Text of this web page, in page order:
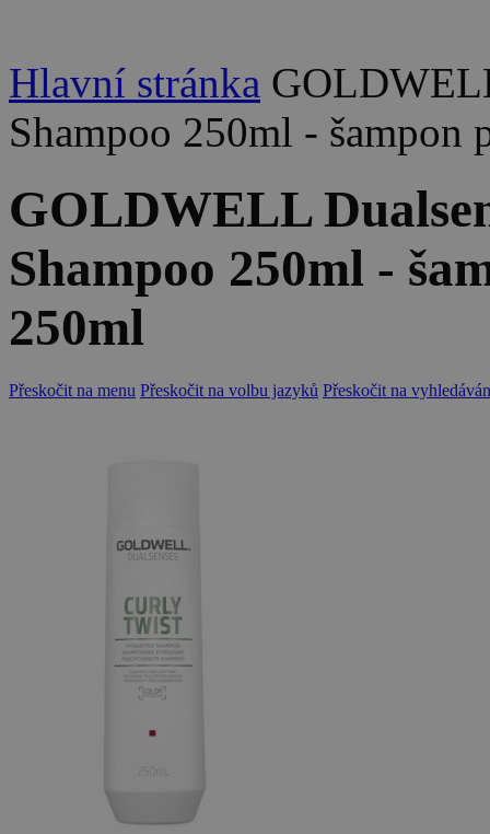
Hlavní stránka
Shampoo 250ml -
GOLDWELL
Shampoo 250ml -
250ml
Přeskočit na menu Přeskočit na volbu jazyků Přeskočit na